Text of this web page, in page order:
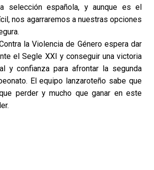
selección española, y aunque es el
nos agarraremos a nuestras opciones
la Violencia de Género espera dar
el Segle XXI y conseguir una victoria
y confianza para afrontar la segunda
El equipo lanzaroteño sabe que
perder y mucho que ganar en este